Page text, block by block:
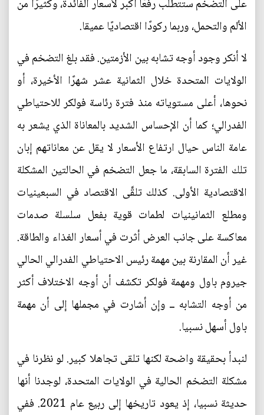
على التضخم ستتطلب رفعًا أكبر لأسعار الفائدة، وكثيرًا من
الألم والتحمل، وربما ركودًا اقتصاديًا عميقا.
لا أنكر وجود أوجه تشابه بين الأزمتين. فقد بلغ التضخم في
الولايات المتحدة خلال الثمانية عشر شهرًا الأخيرة، أو
نحوها، أعلى مستوياته منذ فترة رئاسة فولكر للاحتياطي
الفدرالي؛ كما أن الإحساس الشديد بالمعاناة الذي يشعر به
عامة الناس حيال ارتفاع الأسعار لا يقل عن معاناتهم إبان
تلك الفترة السابقة، ما جعل التضخم في الحالتين المشكلة
الاقتصادية الأولى. كذلك تلقَّى الاقتصاد في السبعينيات
ومطلع الثمانينيات لطمات قوية بفعل سلسلة صدمات
معاكسة على جانب العرض أثرت في أسعار الغذاء والطاقة.
غير أن المقارنة بين مهمة رئيس الاحتياطي الفدرالي الحالي
جيروم باول ومهمة فولكر تكشف أن أوجه الاختلاف أكثر
من أوجه التشابه ــ وإن أشارت في مجملها إلى أن مهمة
باول أسهل نسبيا.
لنبدأ بحقيقة واضحة لكنها تلقى تجاهلا كبير. لو نظرنا في
مشكلة التضخم الحالية في الولايات المتحدة، لوجدنا أنها
حديثة نسبيا، إذ يعود تاريخها إلى ربيع عام 2021. ففي